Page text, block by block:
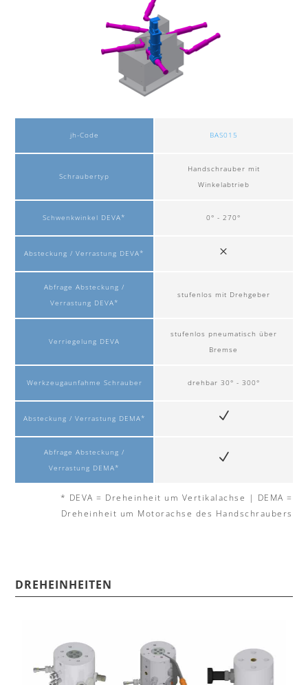
jh-Code
Schraubertyp
Schwenkwinkel DEVA*
Absteckung / Verrastung DEVA*
Abfrage Absteckung /
Verrastung DEVA*
Verriegelung DEVA
Werkzeugaunfahme Schrauber
Absteckung / Verrastung DEMA*
Abfrage Absteckung /
Verrastung DEMA*
BAS015
Handschrauber mit
Winkelabtrieb
0° - 270°
stufenlos mit Drehgeber
stufenlos pneumatisch über
Bremse
drehbar 30° - 300°
* DEVA = Dreheinheit um Vertikalachse | DEMA =
Dreheinheit um Motorachse des Handschraubers
DREHEINHEITEN